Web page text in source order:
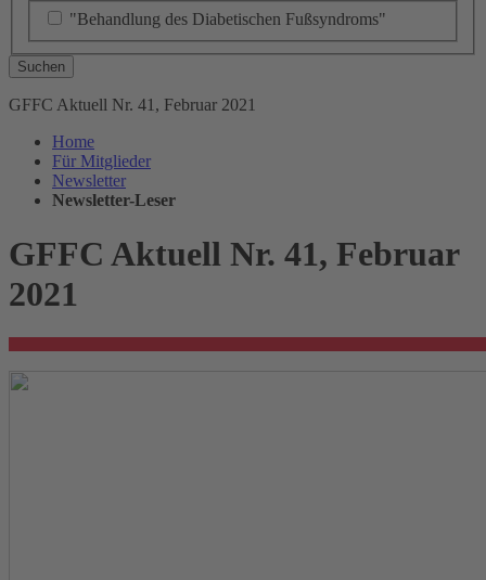
"Behandlung des Diabetischen Fußsyndroms"
Suchen
GFFC Aktuell Nr. 41, Februar 2021
Home
Für Mitglieder
Newsletter
Newsletter-Leser
GFFC Aktuell Nr. 41, Februar
2021